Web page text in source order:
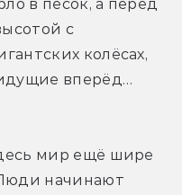
в песок, а перед
с
колёсах,
вперёд…
мир ещё шире
начинают